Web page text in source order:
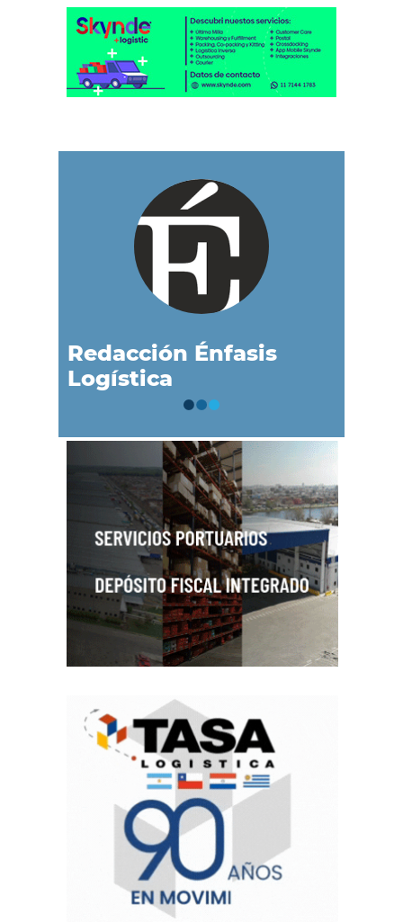
Redacción Énfasis
Logística